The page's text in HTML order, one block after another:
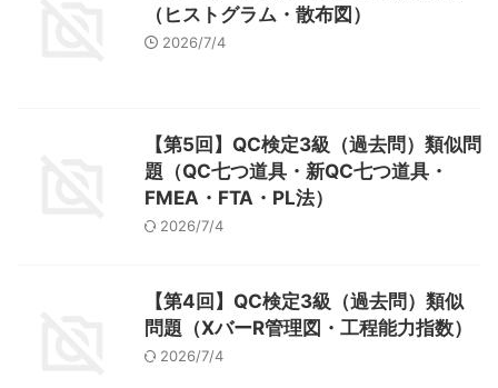
（ヒストグラム・散布図）
2026/7/4
【第5回】QC検定3級（過去問）類似問
題（QC七つ道具・新QC七つ道具・
FMEA・FTA・PL法）
2026/7/4
【第4回】QC検定3級（過去問）類似
問題（XバーR管理図・工程能力指数）
2026/7/4